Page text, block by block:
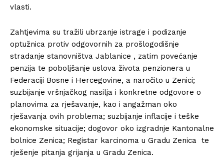
vlasti.
Zahtjevima su tražili ubrzanje istrage i podizanje
optužnica protiv odgovornih za prošlogodišnje
stradanje stanovništva Jablanice , zatim povećanje
penzija te poboljšanje uslova života penzionera u
Federaciji Bosne i Hercegovine, a naročito u Zenici;
suzbijanje vršnjačkog nasilja i konkretne odgovore o
planovima za rješavanje, kao i angažman oko
rješavanja ovih problema; suzbijanje inflacije i teške
ekonomske situacije; dogovor oko izgradnje Kantonalne
bolnice Zenica; Registar karcinoma u Gradu Zenica te
rješenje pitanja grijanja u Gradu Zenica.